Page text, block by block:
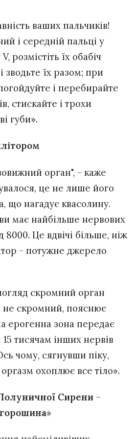
ваших пальчиків!
і середній пальці у
розмістіть їх обабіч
зводьте їх разом; при
і перебирайте
стискайте і трохи
губи».
орган", - каже
це не лише його
що нагадує квасолину.
має найбільше нервових
8000. Це вдвічі більше, ніж
- потужне джерело
скромний орган
не скромний, пояснює
ерогенна зона передає
15 тисячам інших нервів
чому, сягнувши піку,
охоплює все тіло».
Сирени –
»